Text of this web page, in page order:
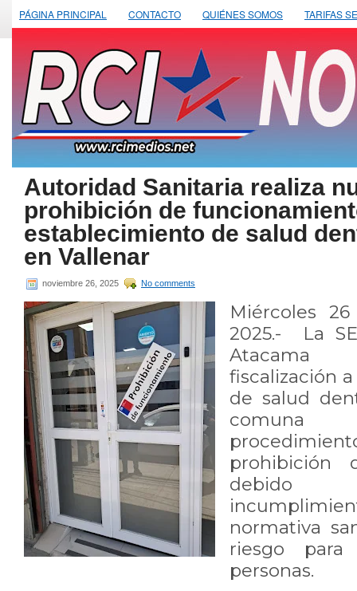
PÁGINA PRINCIPAL CONTACTO QUIÉNES SOMOS TARIFAS
Autoridad Sanitaria realiza
prohibición de
establecimiento de salud
en Vallenar
noviembre 26, 2025 No comments
Miércoles
2025.- La
fiscalización
de salud
comuna
prohibición
debido
normativa
riesgo
personas.